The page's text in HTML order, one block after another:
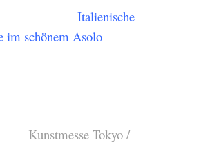
Italienische
im schönem Asolo
Kunstmesse Tokyo /